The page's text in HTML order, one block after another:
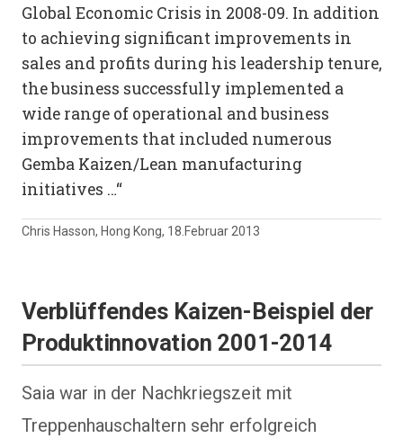
Global Economic Crisis in 2008-09. In addition
to achieving significant improvements in
sales and profits during his leadership tenure,
the business successfully implemented a
wide range of operational and business
improvements that included numerous
Gemba Kaizen/Lean manufacturing
initiatives …“
Chris Hasson, Hong Kong, 18.Februar 2013
Verblüffendes Kaizen-Beispiel der
Produktinnovation 2001-2014
Saia war in der Nachkriegszeit mit
Treppenhauschaltern sehr erfolgreich